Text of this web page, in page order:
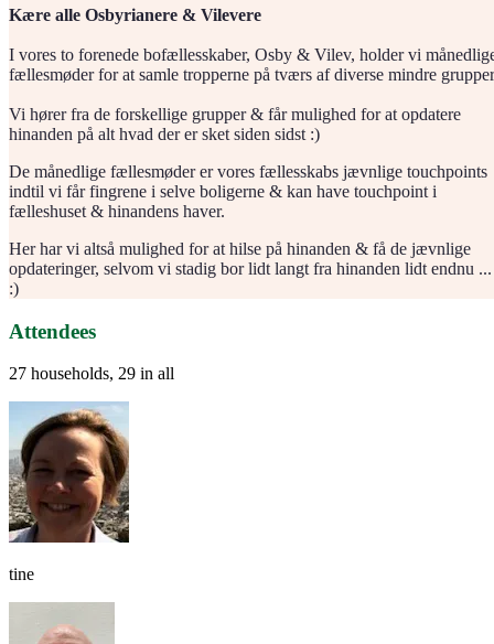
Kære alle Osbyrianere & Vilevere
I vores to forenede bofællesskaber, Osby & Vilev, holder vi
fællesmøder for at samle tropperne på tværs af diverse mindre
Vi hører fra de forskellige grupper & får mulighed for at opdatere
hinanden på alt hvad der er sket siden sidst :)
De månedlige fællesmøder er vores fællesskabs jævnlige touchpoints
indtil vi får fingrene i selve boligerne & kan have touchpoint i
fælleshuset & hinandens haver.
Her har vi altså mulighed for at hilse på hinanden & få de jævnlige
opdateringer, selvom vi stadig bor lidt langt fra hinanden lidt endnu ...
:)
Attendees
27 households, 29 in all
tine